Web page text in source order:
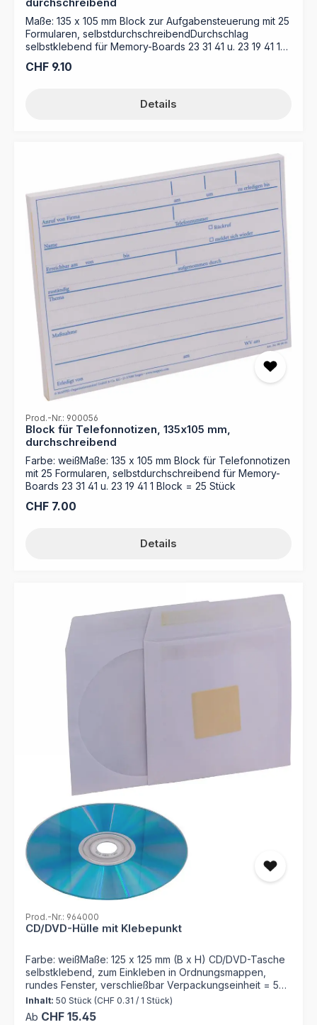
durchschreibend
Maße: 135 x 105 mm Block zur Aufgabensteuerung mit 25
Formularen, selbstdurchschreibendDurchschlag
selbstklebend für Memory-Boards 23 31 41 u. 23 19 41 1
Regulärer Preis:
CHF 9.10
Details
Prod.-Nr.: 900056
Block für Telefonnotizen, 135x105 mm,
durchschreibend
Farbe: weißMaße: 135 x 105 mm Block für Telefonnotizen
mit 25 Formularen, selbstdurchschreibend für Memory-
Boards 23 31 41 u. 23 19 41 1 Block = 25 Stück
Regulärer Preis:
CHF 7.00
Details
Prod.-Nr.: 964000
CD/DVD-Hülle mit Klebepunkt
Farbe: weißMaße: 125 x 125 mm (B x H) CD/DVD-Tasche
selbstklebend, zum Einkleben in Ordnungsmappen,
rundes Fenster, verschließbar Verpackungseinheit = 50
Stück
Inhalt: 50 Stück (CHF 0.31 / 1 Stück)
Regulärer Preis:
Ab CHF 15.45